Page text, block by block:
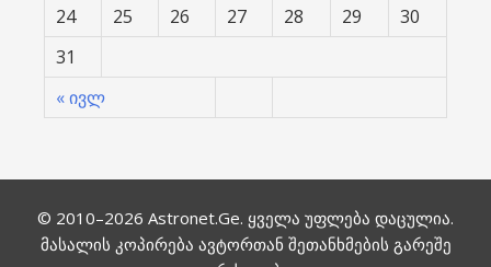
« ივლ
24
25 26 27 28 29
30
31
© 2010–2026 Astronet.Ge. ყველა უფლება დაცულია.
მასალის კოპირება ავტორთან შეთანხმების გარეშე